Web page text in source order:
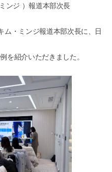
ジ ）報道本部次長
ム・ミンジ報道本部次長に、日
を紹介いただきました。